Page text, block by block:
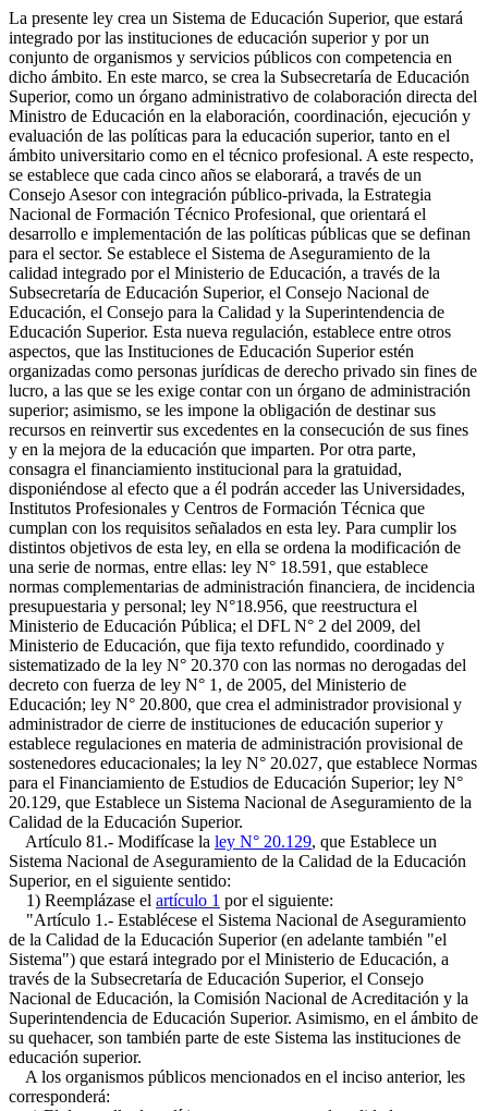
La presente ley crea un Sistema de Educación Superior, que estará
integrado por las instituciones de educación superior y por un
conjunto de organismos y servicios públicos con competencia en
dicho ámbito. En este marco, se crea la Subsecretaría de Educación
Superior, como un órgano administrativo de colaboración directa del
Ministro de Educación en la elaboración, coordinación, ejecución y
evaluación de las políticas para la educación superior, tanto en el
ámbito universitario como en el técnico profesional. A este respecto,
se establece que cada cinco años se elaborará, a través de un
Consejo Asesor con integración público-privada, la Estrategia
Nacional de Formación Técnico Profesional, que orientará el
desarrollo e implementación de las políticas públicas que se definan
para el sector. Se establece el Sistema de Aseguramiento de la
calidad integrado por el Ministerio de Educación, a través de la
Subsecretaría de Educación Superior, el Consejo Nacional de
Educación, el Consejo para la Calidad y la Superintendencia de
Educación Superior. Esta nueva regulación, establece entre otros
aspectos, que las Instituciones de Educación Superior estén
organizadas como personas jurídicas de derecho privado sin fines de
lucro, a las que se les exige contar con un órgano de administración
superior; asimismo, se les impone la obligación de destinar sus
recursos en reinvertir sus excedentes en la consecución de sus fines
y en la mejora de la educación que imparten. Por otra parte,
consagra el financiamiento institucional para la gratuidad,
disponiéndose al efecto que a él podrán acceder las Universidades,
Institutos Profesionales y Centros de Formación Técnica que
cumplan con los requisitos señalados en esta ley. Para cumplir los
distintos objetivos de esta ley, en ella se ordena la modificación de
una serie de normas, entre ellas: ley N° 18.591, que establece
normas complementarias de administración financiera, de incidencia
presupuestaria y personal; ley N°18.956, que reestructura el
Ministerio de Educación Pública; el DFL N° 2 del 2009, del
Ministerio de Educación, que fija texto refundido, coordinado y
sistematizado de la ley N° 20.370 con las normas no derogadas del
decreto con fuerza de ley N° 1, de 2005, del Ministerio de
Educación; ley N° 20.800, que crea el administrador provisional y
administrador de cierre de instituciones de educación superior y
establece regulaciones en materia de administración provisional de
sostenedores educacionales; la ley N° 20.027, que establece Normas
para el Financiamiento de Estudios de Educación Superior; ley N°
20.129, que Establece un Sistema Nacional de Aseguramiento de la
Calidad de la Educación Superior.
Artículo 81.- Modifícase la ley N° 20.129, que Establece un
Sistema Nacional de Aseguramiento de la Calidad de la Educación
Superior, en el siguiente sentido:
1) Reemplázase el artículo 1 por el siguiente:
"Artículo 1.- Establécese el Sistema Nacional de Aseguramiento
de la Calidad de la Educación Superior (en adelante también "el
Sistema") que estará integrado por el Ministerio de Educación, a
través de la Subsecretaría de Educación Superior, el Consejo
Nacional de Educación, la Comisión Nacional de Acreditación y la
Superintendencia de Educación Superior. Asimismo, en el ámbito de
su quehacer, son también parte de este Sistema las instituciones de
educación superior.
A los organismos públicos mencionados en el inciso anterior, les
corresponderá: